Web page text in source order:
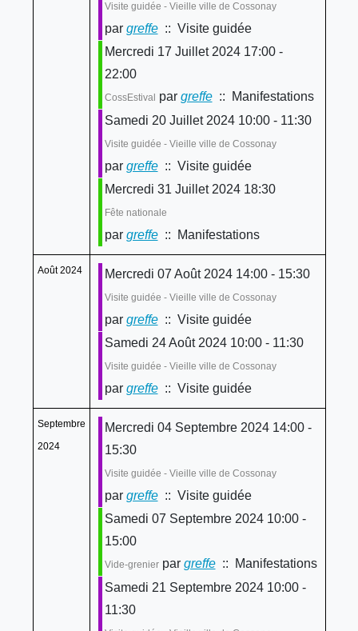
Visite guidée - Vieille ville de Cossonay
par greffe:: Visite guidée
Mercredi 17 Juillet 2024 17:00 -
22:00
CossEstival par greffe:: Manifestations
Samedi 20 Juillet 2024 10:00 - 11:30
Visite guidée - Vieille ville de Cossonay
par greffe:: Visite guidée
Mercredi 31 Juillet 2024 18:30
Fête nationale
par greffe:: Manifestations
Août 2024 Mercredi 07 Août 2024 14:00 - 15:30
Visite guidée - Vieille ville de Cossonay
par greffe:: Visite guidée
Samedi 24 Août 2024 10:00 - 11:30
Visite guidée - Vieille ville de Cossonay
par greffe:: Visite guidée
Septembre
2024
Mercredi 04 Septembre 2024 14:00 -
15:30
Visite guidée - Vieille ville de Cossonay
par greffe:: Visite guidée
Samedi 07 Septembre 2024 10:00 -
15:00
Vide-grenierpar greffe:: Manifestations
Samedi 21 Septembre 2024 10:00 -
11:30